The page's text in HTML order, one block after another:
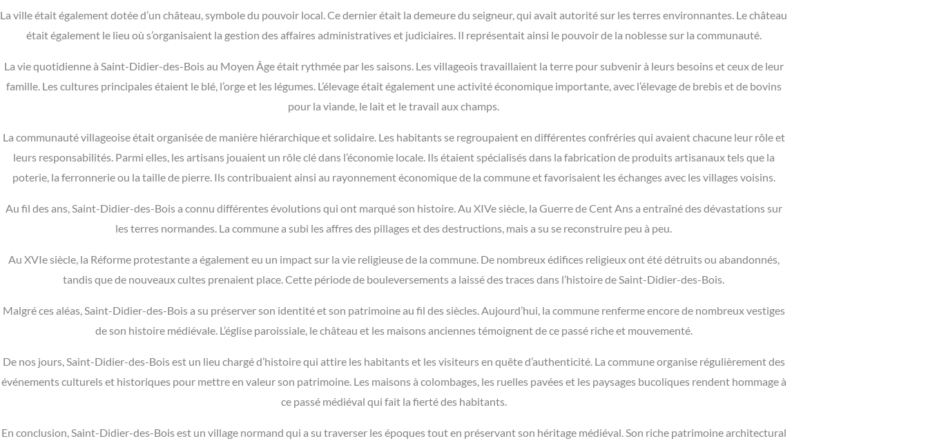
La ville était également dotée d’un château, symbole du pouvoir local. Ce dernier était la demeure du seigneur, qui avait autorité sur les terres environnantes. Le château
était également le lieu où s’organisaient la gestion des affaires administratives et judiciaires. Il représentait ainsi le pouvoir de la noblesse sur la communauté.
La vie quotidienne à Saint-Didier-des-Bois au Moyen Âge était rythmée par les saisons. Les villageois travaillaient la terre pour subvenir à leurs besoins et ceux de leur
famille. Les cultures principales étaient le blé, l’orge et les légumes. L’élevage était également une activité économique importante, avec l’élevage de brebis et de bovins
pour la viande, le lait et le travail aux champs.
La communauté villageoise était organisée de manière hiérarchique et solidaire. Les habitants se regroupaient en différentes confréries qui avaient chacune leur rôle et
leurs responsabilités. Parmi elles, les artisans jouaient un rôle clé dans l’économie locale. Ils étaient spécialisés dans la fabrication de produits artisanaux tels que la
poterie, la ferronnerie ou la taille de pierre. Ils contribuaient ainsi au rayonnement économique de la commune et favorisaient les échanges avec les villages voisins.
Au fil des ans, Saint-Didier-des-Bois a connu différentes évolutions qui ont marqué son histoire. Au XIVe siècle, la Guerre de Cent Ans a entraîné des dévastations sur
les terres normandes. La commune a subi les affres des pillages et des destructions, mais a su se reconstruire peu à peu.
Au XVIe siècle, la Réforme protestante a également eu un impact sur la vie religieuse de la commune. De nombreux édifices religieux ont été détruits ou abandonnés,
tandis que de nouveaux cultes prenaient place. Cette période de bouleversements a laissé des traces dans l’histoire de Saint-Didier-des-Bois.
Malgré ces aléas, Saint-Didier-des-Bois a su préserver son identité et son patrimoine au fil des siècles. Aujourd’hui, la commune renferme encore de nombreux vestiges
de son histoire médiévale. L’église paroissiale, le château et les maisons anciennes témoignent de ce passé riche et mouvementé.
De nos jours, Saint-Didier-des-Bois est un lieu chargé d’histoire qui attire les habitants et les visiteurs en quête d’authenticité. La commune organise régulièrement des
événements culturels et historiques pour mettre en valeur son patrimoine. Les maisons à colombages, les ruelles pavées et les paysages bucoliques rendent hommage à
ce passé médiéval qui fait la fierté des habitants.
En conclusion, Saint-Didier-des-Bois est un village normand qui a su traverser les époques tout en préservant son héritage médiéval. Son riche patrimoine architectural